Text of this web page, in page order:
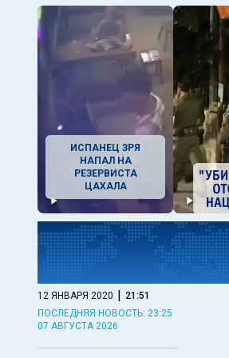
ИСПАНЕЦ ЗРЯ
НАПАЛ НА
РЕЗЕРВИСТА
ЦАХАЛА
12 ЯНВАРЯ 2020 | 21:51
ПОСЛЕДНЯЯ НОВОСТЬ: 23:25
07 АВГУСТА 2026